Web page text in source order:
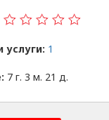
услуги: 1
7 г. 3 м. 21 д.